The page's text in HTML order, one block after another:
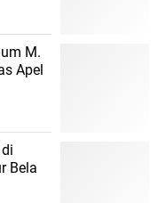
M.
Apel
Bela